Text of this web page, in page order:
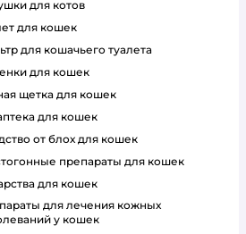
для котов
для кошек
для кошачьего туалета
для кошек
щетка для кошек
для кошек
от блох для кошек
препараты для кошек
для кошек
у кошек